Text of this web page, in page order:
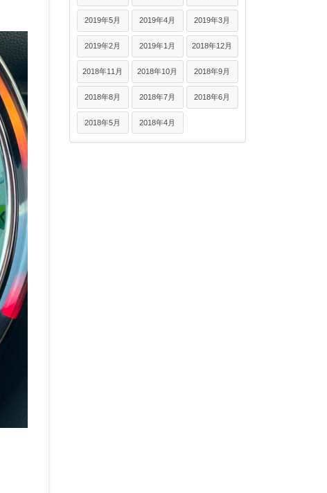
2019年5月 2019年4月 2019年3月
2019年2月 2019年1月 2018年12月
2018年11月 2018年10月 2018年9月
2018年8月 2018年7月 2018年6月
2018年5月 2018年4月